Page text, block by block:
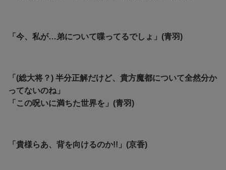
「今、私が…弟について喋ってるでしょ」(青羽)
「(総大将？) 半分正解だけど、貴方魔都について全然分か
ってないのね」
「この呪いに満ちた世界を」(青羽)
「貴様らあ、背を向けるのか!!」(京香)